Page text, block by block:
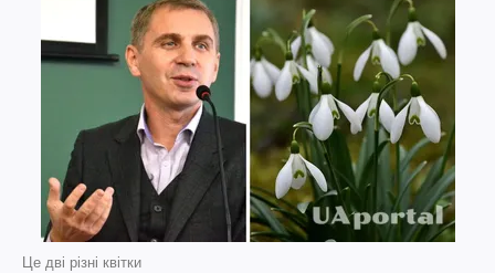
Це дві різні квітки